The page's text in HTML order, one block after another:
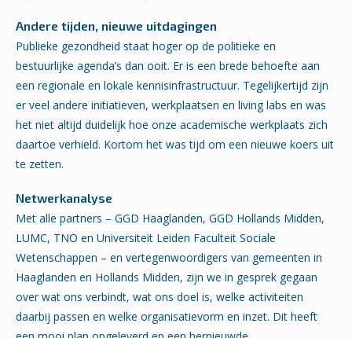
Andere tijden, nieuwe uitdagingen
Publieke gezondheid staat hoger op de politieke en
bestuurlijke agenda’s dan ooit. Er is een brede behoefte aan
een regionale en lokale kennisinfrastructuur. Tegelijkertijd zijn
er veel andere initiatieven, werkplaatsen en living labs en was
het niet altijd duidelijk hoe onze academische werkplaats zich
daartoe verhield. Kortom het was tijd om een nieuwe koers uit
te zetten.
Netwerkanalyse
Met alle partners – GGD Haaglanden, GGD Hollands Midden,
LUMC, TNO en Universiteit Leiden Faculteit Sociale
Wetenschappen – en vertegenwoordigers van gemeenten in
Haaglanden en Hollands Midden, zijn we in gesprek gegaan
over wat ons verbindt, wat ons doel is, welke activiteiten
daarbij passen en welke organisatievorm en inzet. Dit heeft